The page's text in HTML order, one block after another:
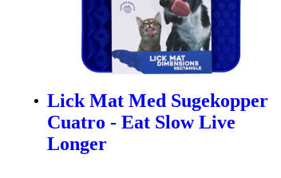
Lick Mat Med Sugekopper
Cuatro - Eat Slow Live
Longer